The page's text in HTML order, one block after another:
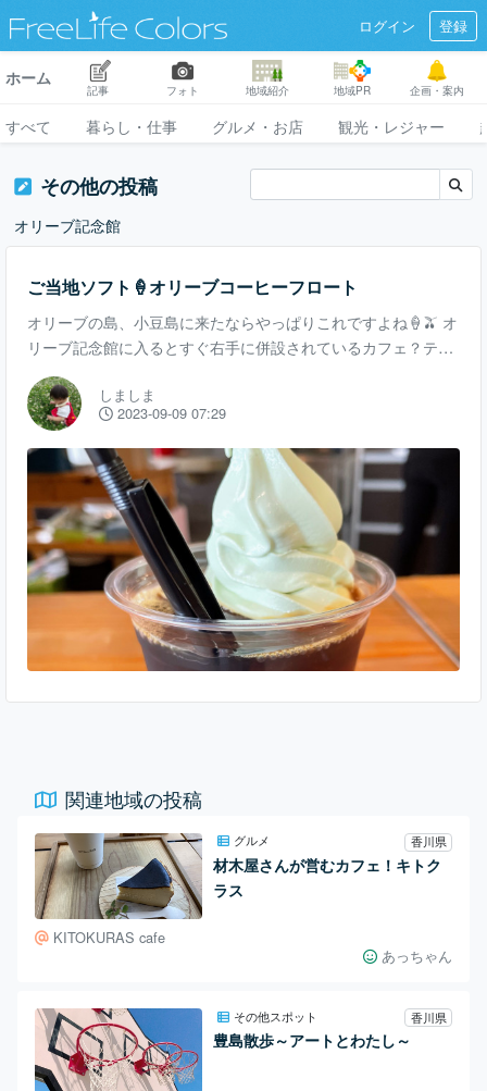
ログイン 登録
ホーム
記事 フォト 地域紹介 地域PR 企画・案内
すべて 暮らし・仕事 グルメ・お店 観光・レジャー
その他の投稿
オリーブ記念館
ご当地ソフト🍦オリーブコーヒーフロート
オリーブの島、小豆島に来たならやっぱりこれですよね🍦🫒 オ
リーブ記念館に入るとすぐ右手に併設されているカフェ？テイ
クアウトコーナー？があります。 「どこまでもオリーブ推し」
の言葉に笑っちゃいました☺️🫒 オリーブソフトクリーム単品な
ら300円とお安いのも魅力です！ 私はオリーブソフトクリーム
が乗ったアイスコーヒー、オリーブフロートを。 ほんのり緑が
かったオリーブソフト🍦 カップには風車が刻印されていて可愛
い。 オリーブの葉を使ったオリーブソフトはほんのり抹茶のよ
うな風味があって、あと口爽やかで美
しましま
2023-09-09 07:29
関連地域の投稿
グルメ 香川県
材木屋さんが営むカフェ！キトク
ラス
KITOKURAS cafe
あっちゃん
その他スポット 香川県
豊島散歩～アートとわたし～